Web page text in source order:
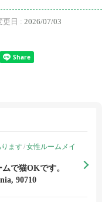
更日 : 2026/07/03
ます/女性ルームメイ
で猫OKです。
90710